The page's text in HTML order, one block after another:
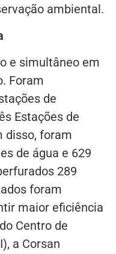
ambiental.
e simultâneo em
Foram
de
Estações de
disso, foram
de água e 629
289
foram
maior eficiência
Centro de
a Corsan